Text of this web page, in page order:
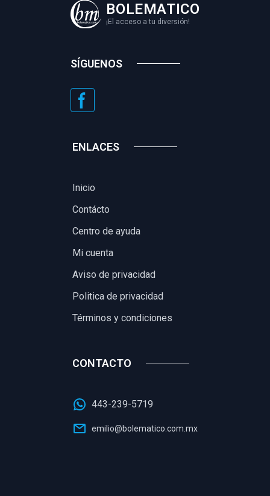
BOLEMATICO
¡El acceso a tu diversión!
SÍGUENOS
ENLACES
Inicio
Contácto
Centro de ayuda
Mi cuenta
Aviso de privacidad
Politica de privacidad
Términos y condiciones
CONTACTO
443-239-5719
emilio@bolematico.com.mx